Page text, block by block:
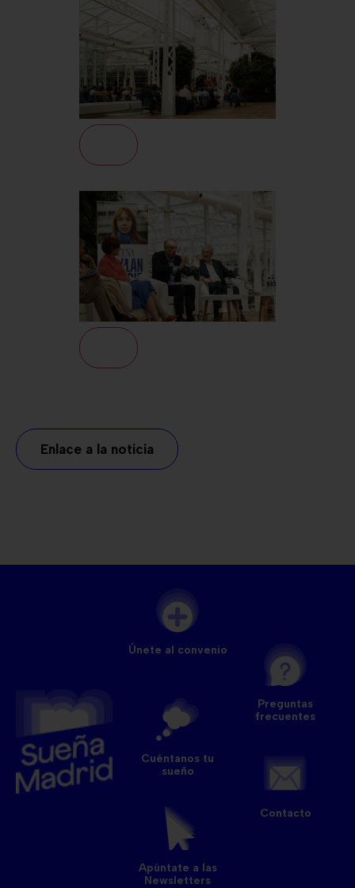
Enlace a la noticia
Únete al convenio
Cuéntanos tu
sueño
Apúntate a las
Newsletters
Preguntas
frecuentes
Contacto